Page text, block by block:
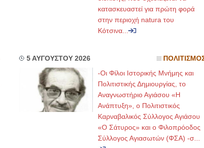
κατασκευαστεί για πρώτη φορά
στην περιοχή natura του
Κότσινα...
5 ΑΥΓΟΥΣΤΟΥ 2026
-Οι Φίλοι Ιστορικής Μνήμης και
Πολιτιστικής Δημιουργίας, το
Αναγνωστήριο Αγιάσου «Η
Ανάπτυξη», ο Πολιτιστικός
Καρναβαλικός Σύλλογος Αγιάσου
«Ο Σάτυρος» και ο Φιλοπρόοδος
Σύλλογος Αγιασωτών (ΦΣΑ) -σ...